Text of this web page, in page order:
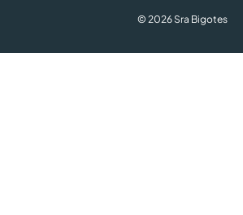
© 2026 Sra Bigotes